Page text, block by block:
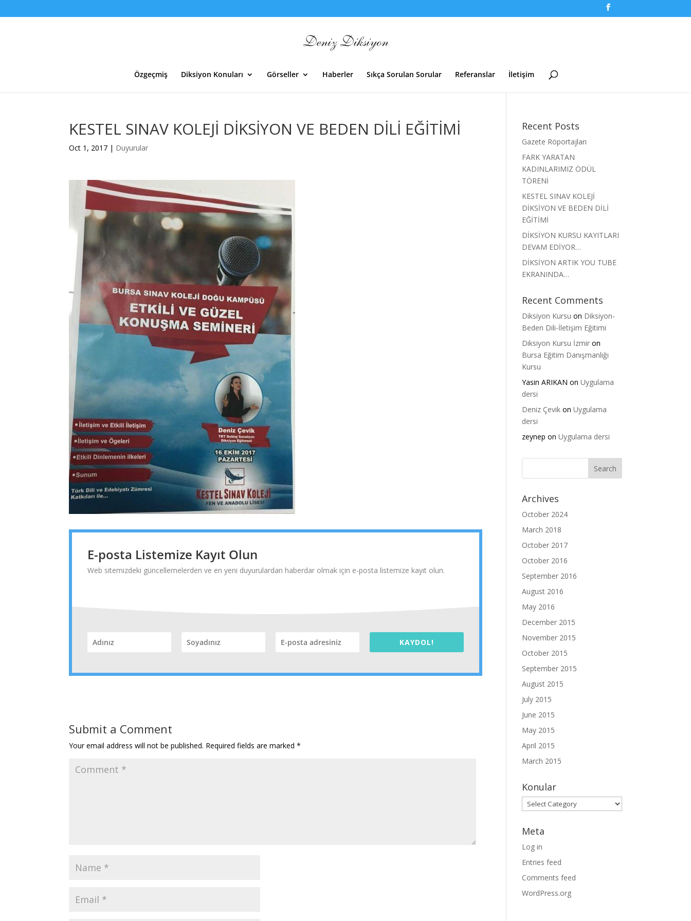
Özgeçmiş Diksiyon Konuları Görseller Haberler Sıkça Sorulan Sorular Referanslar İletişim
KESTEL SINAV KOLEJİ DİKSİYON VE BEDEN DİLİ EĞİTİMİ
Oct 1, 2017 | Duyurular
E-posta Listemize Kayıt Olun
Web sitemizdeki güncellemelerden ve en yeni duyurulardan haberdar olmak için e-posta listemize kayıt olun.
KAYDOL!
Submit a Comment
Your email address will not be published. Required fields are marked*
Recent Posts
Gazete Röportajları
FARK YARATAN
KADINLARIMIZ ÖDÜL
TÖRENİ
KESTEL SINAV KOLEJİ
DİKSİYON VE BEDEN DİLİ
EĞİTİMİ
DİKSİYON KURSU KAYITLARI
DEVAM EDİYOR…
DİKSİYON ARTIK YOU TUBE
EKRANINDA…
Recent Comments
Diksiyon Kursu on Diksiyon-
Beden Dili-İletişim Eğitimi
Diksiyon Kursu İzmir on
Bursa Eğitim Danışmanlığı
Kursu
Yasin ARIKAN onUygulama
dersi
Deniz Çevik onUygulama
dersi
zeynep onUygulama dersi
Archives
October 2024
March 2018
October 2017
October 2016
September 2016
August 2016
May 2016
December 2015
November 2015
October 2015
September 2015
August 2015
July 2015
June 2015
May 2015
April 2015
March 2015
Konular
Konular
Meta
Log in
Entries feed
Comments feed
WordPress.org